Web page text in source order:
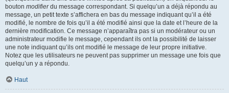
bouton modifierdu message correspondant. Si quelqu’un a déjà répondu au
message, un petit texte s’affichera en bas du message indiquant qu’il a été
modifié, le nombre de fois qu’il a été modifié ainsi que la date et l’heure de la
dernière modification. Ce message n’apparaîtra pas si un modérateur ou un
administrateur modifie le message, cependant ils ont la possibilité de laisser
une note indiquant qu’ils ont modifié le message de leur propre initiative.
Notez que les utilisateurs ne peuvent pas supprimer un message une fois que
quelqu’un y a répondu.
Haut